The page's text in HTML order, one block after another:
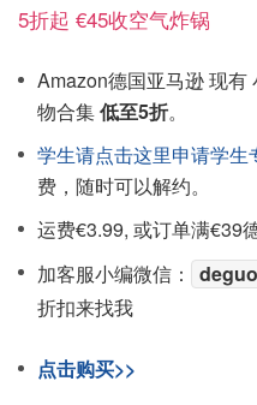
5折起 €45收空气炸锅
Amazon德国亚马逊 现
物合集低至5折。
学生请点击这里申请学生
费，随时可以解约。
运费€3.99, 或订单满€39
加客服小编微信：
折扣来找我
点击购买>>